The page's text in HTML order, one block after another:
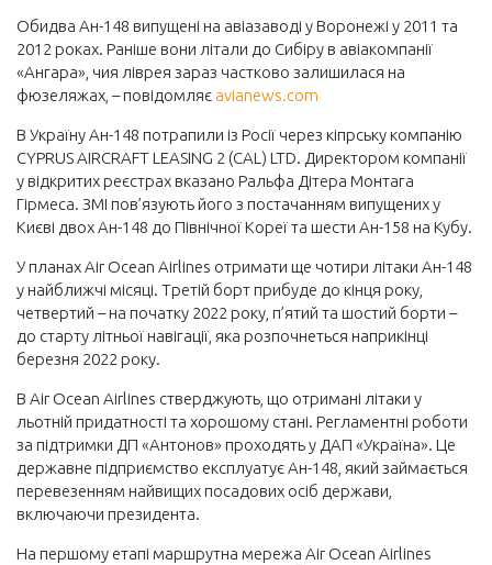
Обидва Ан-148 випущені на авіазаводі у Воронежі у 2011 та
2012 роках. Раніше вони літали до Сибіру в авіакомпанії
«Ангара», чия ліврея зараз частково залишилася на
фюзеляжах, – повідомляє avianews.com
В Україну Ан-148 потрапили із Росії через кіпрську компанію
CYPRUS AIRCRAFT LEASING 2 (CAL) LTD. Директором компанії
у відкритих реєстрах вказано Ральфа Дітера Монтага
Гірмеса. ЗМІ пов’язують його з постачанням випущених у
Києві двох Ан-148 до Північної Кореї та шести Ан-158 на Кубу.
У планах Air Ocean Airlines отримати ще чотири літаки Ан-148
у найближчі місяці. Третій борт прибуде до кінця року,
четвертий – на початку 2022 року, п’ятий та шостий борти –
до старту літньої навігації, яка розпочнеться наприкінці
березня 2022 року.
В Air Ocean Airlines стверджують, що отримані літаки у
льотній придатності та хорошому стані. Регламентні роботи
за підтримки ДП «Антонов» проходять у ДАП «Україна». Це
державне підприємство експлуатує Ан-148, який займається
перевезенням найвищих посадових осіб держави,
включаючи президента.
На першому етапі маршрутна мережа Air Ocean Airlines